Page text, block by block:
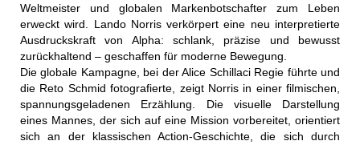
Weltmeister und globalen Markenbotschafter zum Leben
erweckt wird. Lando Norris verkörpert eine neu interpretierte
Ausdruckskraft von Alpha: schlank, präzise und bewusst
zurückhaltend – geschaffen für moderne Bewegung.
Die globale Kampagne, bei der Alice Schillaci Regie führte und
die Reto Schmid fotografierte, zeigt Norris in einer filmischen,
spannungsgeladenen Erzählung. Die visuelle Darstellung
eines Mannes, der sich auf eine Mission vorbereitet, orientiert
sich an der klassischen Action-Geschichte, die sich durch